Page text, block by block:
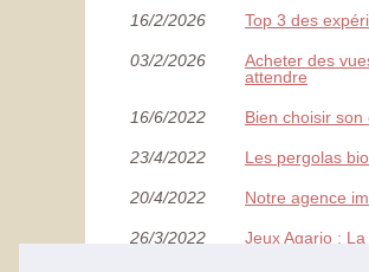
16/2/2026 Top 3 des
03/2/2026
Acheter des
attendre
16/6/2022 Bien choisir
23/4/2022 Les pergolas
20/4/2022 Notre agence
26/3/2022 Jeux Agario :